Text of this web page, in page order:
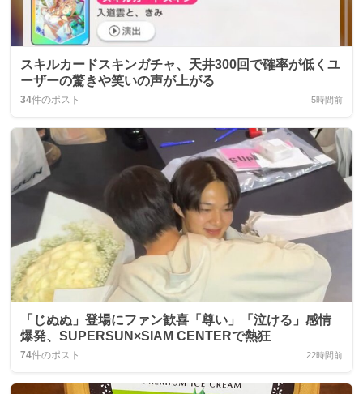
スキルカードスキンガチャ、天井300回で確率が低くユ
ーザーの驚きや笑いの声が上がる
34件のポスト 5時間前
「じぬぬ」登場にファン歓喜「尊い」「泣ける」感情
爆発、SUPERSUN×SIAM CENTERで熱狂
74件のポスト 22時間前